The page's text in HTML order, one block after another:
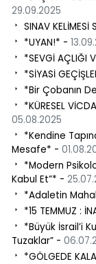
29.09.2025
SINAV KELİMESİ
*UYAN!* -
*SEVGİ AÇLIĞI
*SİYASİ
*Bir Çobanın
*KÜRESEL
05.08.2025
*Kendine
Mesafe* -
*Modern
Kabul Et”* -
*Adaletin
*15 TEMMUZ :
*Büyük İsrail’i
Tuzaklar” -
*GÖLGEDE